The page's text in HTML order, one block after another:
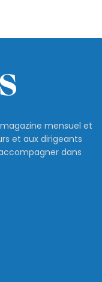
mensuel et
et aux dirigeants
dans